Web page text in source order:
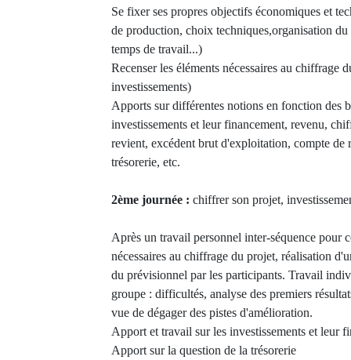
Se fixer ses propres objectifs économiques et
de production, choix techniques,organisation
temps de travail...)
Recenser les éléments nécessaires au chiffrage
investissements)
Apports sur différentes notions en fonction des
investissements et leur financement, revenu,
revient, excédent brut d'exploitation, compte de
trésorerie, etc.
2ème journée : chiffrer son projet,
Après un travail personnel inter-séquence pour
nécessaires au chiffrage du projet, réalisation
du prévisionnel par les participants. Travail
groupe : difficultés, analyse des premiers
vue de dégager des pistes d'amélioration.
Apport et travail sur les investissements et leur
Apport sur la question de la trésorerie